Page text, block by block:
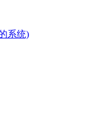
系统)